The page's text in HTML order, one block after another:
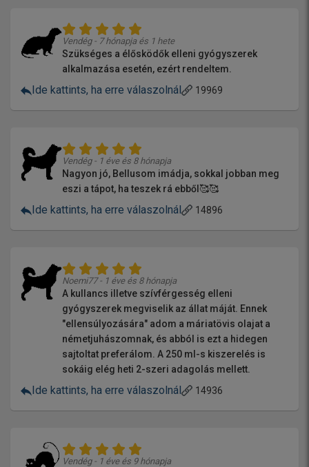
Vendég - 7 hónapja és 1 hete
Szükséges a élősködők elleni gyógyszerek
alkalmazása esetén, ezért rendeltem.
Ide kattints, ha erre válaszolnál 19969
Vendég - 1 éve és 8 hónapja
Nagyon jó, Bellusom imádja, sokkal jobban meg
eszi a tápot, ha teszek rá ebből🥰🥰
Ide kattints, ha erre válaszolnál 14896
Noemi77 - 1 éve és 8 hónapja
A kullancs illetve szívférgesség elleni
gyógyszerek megviselik az állat máját. Ennek
"ellensúlyozására" adom a máriatövis olajat a
németjuhászomnak, és abból is ezt a hidegen
sajtoltat preferálom. A 250 ml-s kiszerelés is
sokáig elég heti 2-szeri adagolás mellett.
Ide kattints, ha erre válaszolnál 14936
Vendég - 1 éve és 9 hónapja